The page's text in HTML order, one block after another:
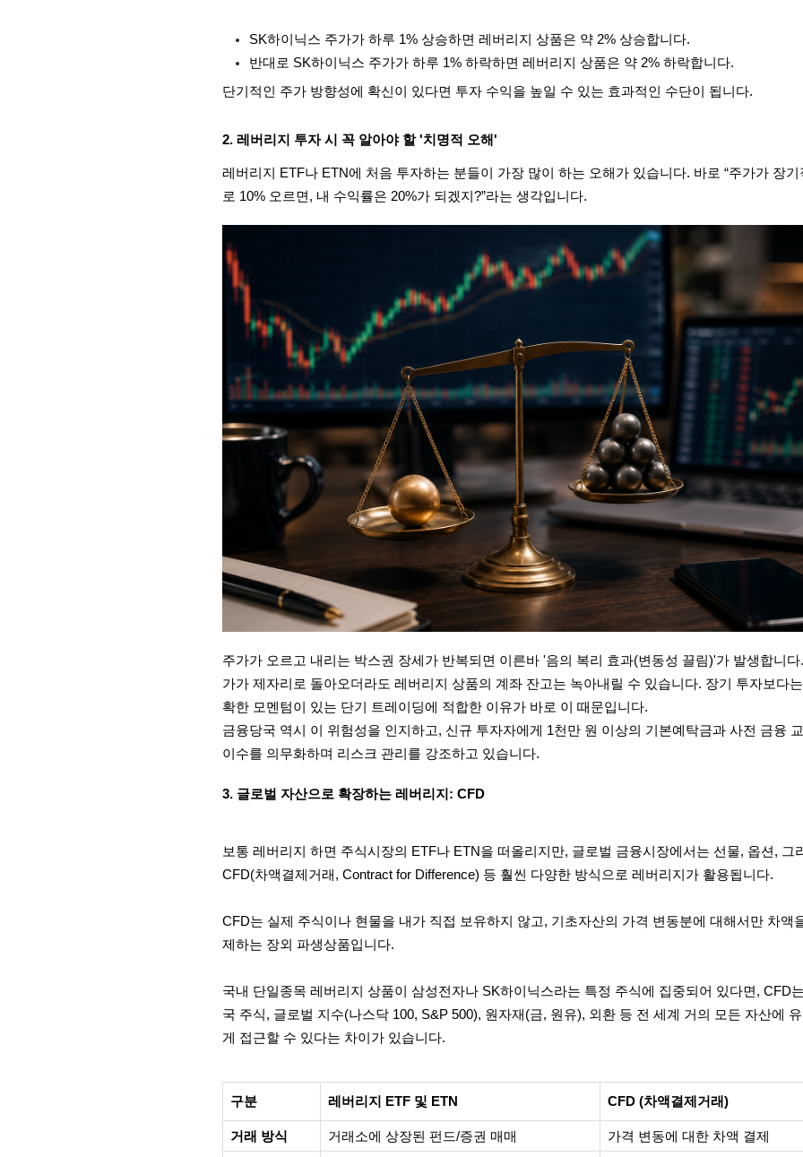
SK하이닉스 주가가 하루 1% 상승하면 레버리지 상품은 약 2% 상승합니다.
반대로 SK하이닉스 주가가 하루 1% 하락하면 레버리지 상품은 약 2% 하락합니다.
단기적인 주가 방향성에 확신이 있다면 투자 수익을 높일 수 있는 효과적인 수단이 됩니다.
2. 레버리지 투자 시 꼭 알아야 할 '치명적 오해'
레버리지 ETF나 ETN에 처음 투자하는 분들이 가장 많이 하는 오해가 있습니다. 바로 “주가가 장기
로 10% 오르면, 내 수익률은 20%가 되겠지?”라는 생각입니다.
주가가 오르고 내리는 박스권 장세가 반복되면 이른바 '음의 복리 효과(변동성 끌림)'가 발생합니다
가가 제자리로 돌아오더라도 레버리지 상품의 계좌 잔고는 녹아내릴 수 있습니다. 장기 투자보다
확한 모멘텀이 있는 단기 트레이딩에 적합한 이유가 바로 이 때문입니다.
금융당국 역시 이 위험성을 인지하고, 신규 투자자에게 1천만 원 이상의 기본예탁금과 사전 금융
이수를 의무화하며 리스크 관리를 강조하고 있습니다.
3. 글로벌 자산으로 확장하는 레버리지: CFD
보통 레버리지 하면 주식시장의 ETF나 ETN을 떠올리지만, 글로벌 금융시장에서는 선물, 옵션, 그
CFD(차액결제거래, Contract for Difference) 등 훨씬 다양한 방식으로 레버리지가 활용됩니다.
CFD는 실제 주식이나 현물을 내가 직접 보유하지 않고, 기초자산의 가격 변동분에 대해서만 차액
제하는 장외 파생상품입니다.
국내 단일종목 레버리지 상품이 삼성전자나 SK하이닉스라는 특정 주식에 집중되어 있다면, CFD
국 주식, 글로벌 지수(나스닥 100, S&P 500), 원자재(금, 원유), 외환 등 전 세계 거의 모든 자산에
게 접근할 수 있다는 차이가 있습니다.
구분 레버리지 ETF 및 ETN CFD (차액결제거래)
거래 방식 거래소에 상장된 펀드/증권 매매
가격 변동에 대한 차액 결제